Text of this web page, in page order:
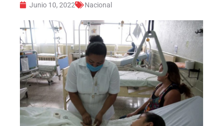
Junio 10, 2022 Nacional